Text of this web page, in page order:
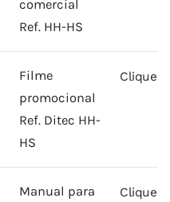
comercial
Ref. HH-HS
Filme
promocional
Ref. Ditec HH-
HS
Clique
Manual para
Clique